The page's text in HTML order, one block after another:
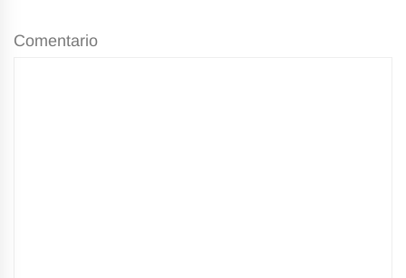
Comentario